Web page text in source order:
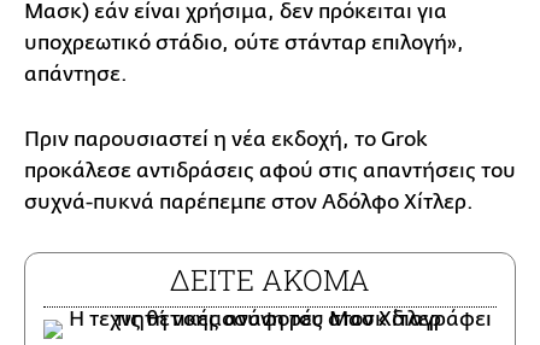
Μασκ) εάν είναι χρήσιμα, δεν πρόκειται για
υποχρεωτικό στάδιο, ούτε στάνταρ επιλογή»,
απάντησε.
Πριν παρουσιαστεί η νέα εκδοχή, το Grok
προκάλεσε αντιδράσεις αφού στις απαντήσεις του
συχνά-πυκνά παρέπεμπε στον Αδόλφο Χίτλερ.
ΔΕΙΤΕ ΑΚΟΜΑ